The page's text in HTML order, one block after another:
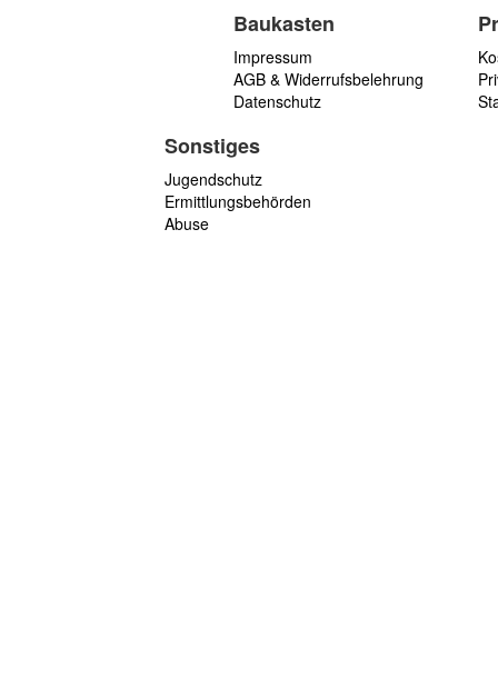
Baukasten
Impressum
AGB & Widerrufsbelehrung
Datenschutz
Sonstiges
Jugendschutz
Ermittlungsbehörden
Abuse